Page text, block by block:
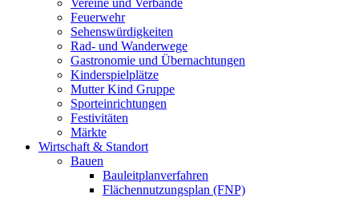
Vereine und Verbände
Feuerwehr
Sehenswürdigkeiten
Rad- und Wanderwege
Gastronomie und Übernachtungen
Kinderspielplätze
Mutter Kind Gruppe
Sporteinrichtungen
Festivitäten
Märkte
Wirtschaft & Standort
Bauen
Bauleitplanverfahren
Flächennutzungsplan (FNP)